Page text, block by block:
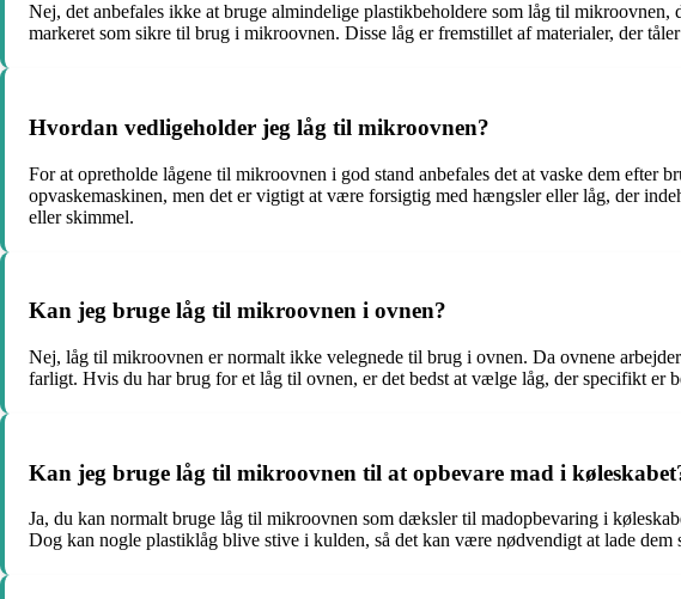
Nej, det anbefales ikke at bruge almindelige plastikbeholdere som låg til
markeret som sikre til brug i mikroovnen. Disse låg er fremstillet af materialer, der
Hvordan vedligeholder jeg låg til mikroovnen?
For at opretholde lågene til mikroovnen i god stand anbefales det at vaske dem
opvaskemaskinen, men det er vigtigt at være forsigtig med hængsler eller låg, der
eller skimmel.
Kan jeg bruge låg til mikroovnen i ovnen?
Nej, låg til mikroovnen er normalt ikke velegnede til brug i ovnen. Da ovnene
farligt. Hvis du har brug for et låg til ovnen, er det bedst at vælge låg, der specifikt er
Kan jeg bruge låg til mikroovnen til at opbevare mad i
Ja, du kan normalt bruge låg til mikroovnen som dæksler til madopbevaring i
Dog kan nogle plastiklåg blive stive i kulden, så det kan være nødvendigt at lade dem